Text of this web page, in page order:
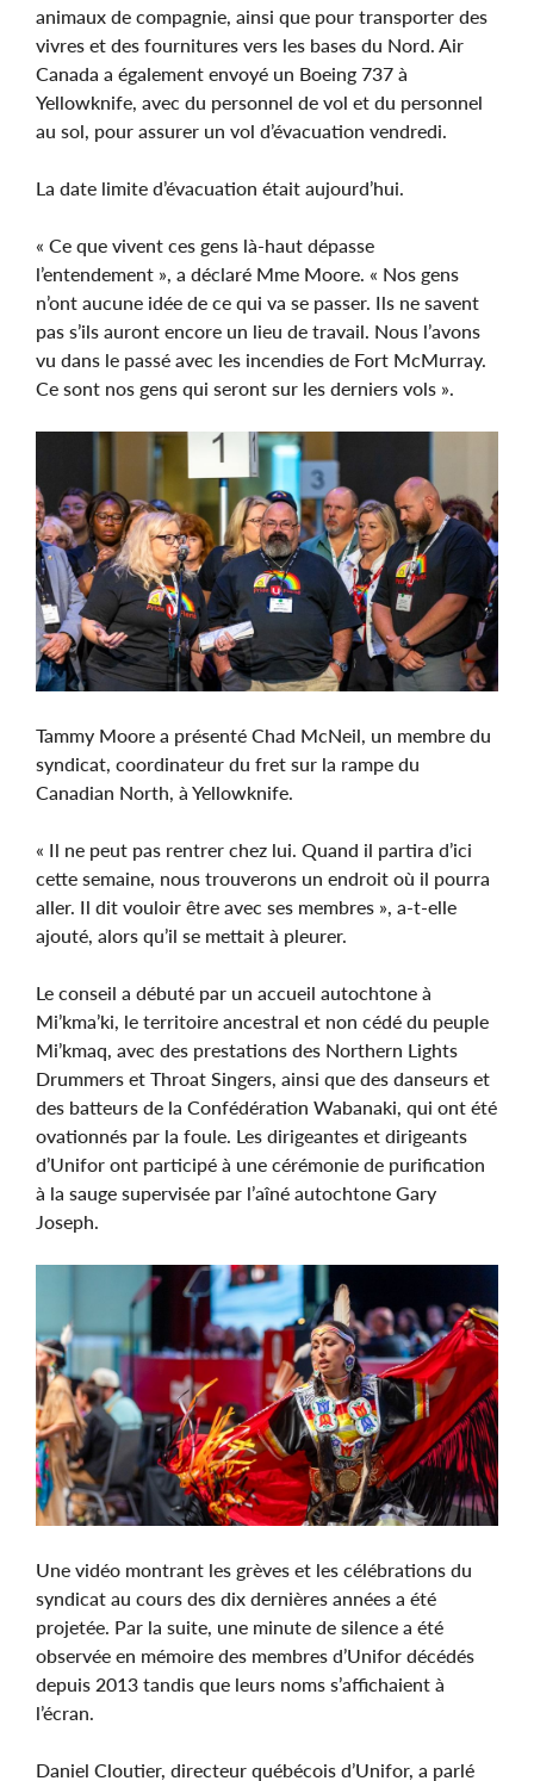
animaux de compagnie, ainsi que pour transporter des
vivres et des fournitures vers les bases du Nord. Air
Canada a également envoyé un Boeing 737 à
Yellowknife, avec du personnel de vol et du personnel
au sol, pour assurer un vol d’évacuation vendredi.
La date limite d’évacuation était aujourd’hui.
« Ce que vivent ces gens là-haut dépasse
l’entendement », a déclaré Mme Moore. « Nos gens
n’ont aucune idée de ce qui va se passer. Ils ne savent
pas s’ils auront encore un lieu de travail. Nous l’avons
vu dans le passé avec les incendies de Fort McMurray.
Ce sont nos gens qui seront sur les derniers vols ».
Image
Tammy Moore a présenté Chad McNeil, un membre du
syndicat, coordinateur du fret sur la rampe du
Canadian North, à Yellowknife.
« Il ne peut pas rentrer chez lui. Quand il partira d’ici
cette semaine, nous trouverons un endroit où il pourra
aller. Il dit vouloir être avec ses membres », a-t-elle
ajouté, alors qu’il se mettait à pleurer.
Le conseil a débuté par un accueil autochtone à
Mi’kma’ki, le territoire ancestral et non cédé du peuple
Mi’kmaq, avec des prestations des Northern Lights
Drummers et Throat Singers, ainsi que des danseurs et
des batteurs de la Confédération Wabanaki, qui ont été
ovationnés par la foule. Les dirigeantes et dirigeants
d’Unifor ont participé à une cérémonie de purification
à la sauge supervisée par l’aîné autochtone Gary
Joseph.
Image
Une vidéo montrant les grèves et les célébrations du
syndicat au cours des dix dernières années a été
projetée. Par la suite, une minute de silence a été
observée en mémoire des membres d’Unifor décédés
depuis 2013 tandis que leurs noms s’affichaient à
l’écran.
Daniel Cloutier, directeur québécois d’Unifor, a parlé